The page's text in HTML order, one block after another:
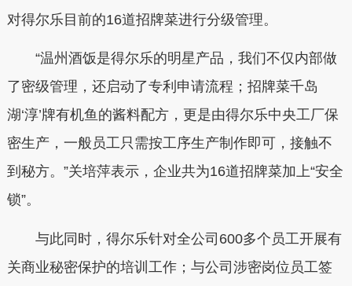
对得尔乐目前的16道招牌菜进行分级管理。
“温州酒饭是得尔乐的明星产品，我们不仅内部做
了密级管理，还启动了专利申请流程；招牌菜千岛
湖‘淳’牌有机鱼的酱料配方，更是由得尔乐中央工厂保
密生产，一般员工只需按工序生产制作即可，接触不
到秘方。”关培萍表示，企业共为16道招牌菜加上“安全
锁”。
与此同时，得尔乐针对全公司600多个员工开展有
关商业秘密保护的培训工作；与公司涉密岗位员工签